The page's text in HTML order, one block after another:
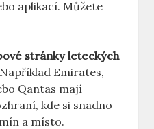
​aplikací. Můžete⁤
stránky leteckých
Například Emirates,
Qantas mají
kde si snadno
a​ místo.